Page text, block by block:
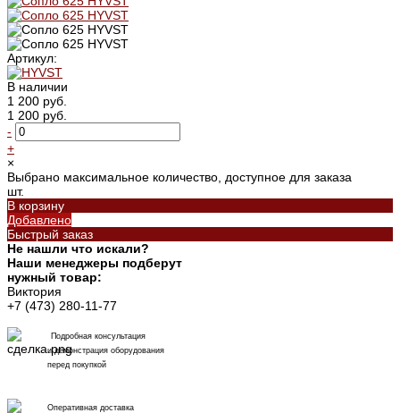
Артикул:
В наличии
1 200 руб.
1 200 руб.
-
+
×
Выбрано максимальное количество, доступное для заказа
шт.
В корзину
Добавлено
Быстрый заказ
Не нашли что искали?
Наши менеджеры подберут
нужный товар:
Виктория
+7 (473) 280-11-77
Подробная консультация
и демонстрация оборудования
перед покупкой
Оперативная доставка